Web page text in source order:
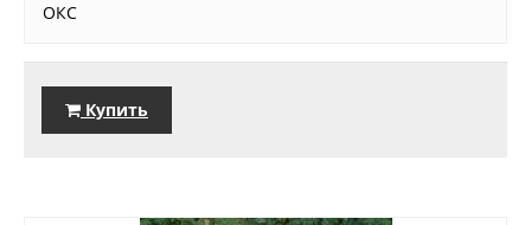
ОКС
Купить